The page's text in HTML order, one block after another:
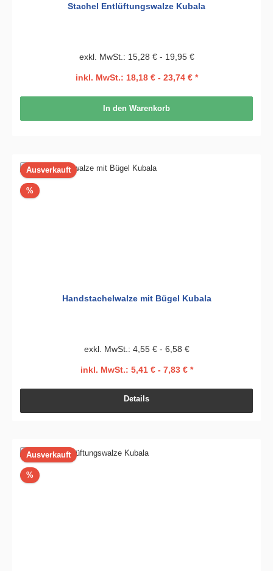
Stachel Entlüftungswalze Kubala
exkl. MwSt.: 15,28 € - 19,95 €
inkl. MwSt.: 18,18 € - 23,74 € *
In den Warenkorb
Ausverkauft
%Rabatt
Handstachelwalze mit Bügel Kubala
exkl. MwSt.: 4,55 € - 6,58 €
inkl. MwSt.: 5,41 € - 7,83 € *
Details
Ausverkauft
%Rabatt